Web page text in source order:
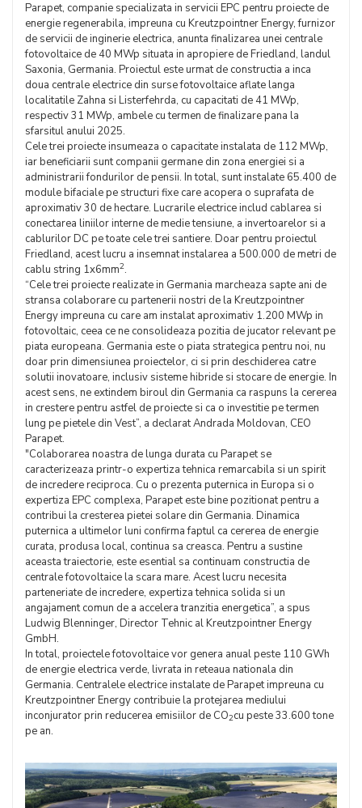
Parapet, companie specializata in servicii EPC pentru proiecte de
energie regenerabila, impreuna cu Kreutzpointner Energy, furnizor
de servicii de inginerie electrica, anunta finalizarea unei centrale
fotovoltaice de 40 MWp situata in apropiere de Friedland, landul
Saxonia, Germania. Proiectul este urmat de constructia a inca
doua centrale electrice din surse fotovoltaice aflate langa
localitatile Zahna si Listerfehrda, cu capacitati de 41 MWp,
respectiv 31 MWp, ambele cu termen de finalizare pana la
sfarsitul anului 2025.
Cele trei proiecte insumeaza o capacitate instalata de 112 MWp,
iar beneficiarii sunt companii germane din zona energiei si a
administrarii fondurilor de pensii. In total, sunt instalate 65.400 de
module bifaciale pe structuri fixe care acopera o suprafata de
aproximativ 30 de hectare. Lucrarile electrice includ cablarea si
conectarea liniilor interne de medie tensiune, a invertoarelor si a
cablurilor DC pe toate cele trei santiere. Doar pentru proiectul
Friedland, acest lucru a insemnat instalarea a 500.000 de metri de
cablu string 1x6mm2.
“Cele trei proiecte realizate in Germania marcheaza sapte ani de
stransa colaborare cu partenerii nostri de la Kreutzpointner
Energy impreuna cu care am instalat aproximativ 1.200 MWp in
fotovoltaic, ceea ce ne consolideaza pozitia de jucator relevant pe
piata europeana. Germania este o piata strategica pentru noi, nu
doar prin dimensiunea proiectelor, ci si prin deschiderea catre
solutii inovatoare, inclusiv sisteme hibride si stocare de energie. In
acest sens, ne extindem biroul din Germania ca raspuns la cererea
in crestere pentru astfel de proiecte si ca o investitie pe termen
lung pe pietele din Vest”, a declarat Andrada Moldovan, CEO
Parapet.
"Colaborarea noastra de lunga durata cu Parapet se
caracterizeaza printr-o expertiza tehnica remarcabila si un spirit
de incredere reciproca. Cu o prezenta puternica in Europa si o
expertiza EPC complexa, Parapet este bine pozitionat pentru a
contribui la cresterea pietei solare din Germania. Dinamica
puternica a ultimelor luni confirma faptul ca cererea de energie
curata, produsa local, continua sa creasca. Pentru a sustine
aceasta traiectorie, este esential sa continuam constructia de
centrale fotovoltaice la scara mare. Acest lucru necesita
parteneriate de incredere, expertiza tehnica solida si un
angajament comun de a accelera tranzitia energetica”, a spus
Ludwig Blenninger, Director Tehnic al Kreutzpointner Energy
GmbH.
In total, proiectele fotovoltaice vor genera anual peste 110 GWh
de energie electrica verde, livrata in reteaua nationala din
Germania. Centralele electrice instalate de Parapet impreuna cu
Kreutzpointner Energy contribuie la protejarea mediului
inconjurator prin reducerea emisiilor de CO2cu peste 33.600 tone
pe an.